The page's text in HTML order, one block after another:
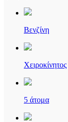
Βενζίνη
Χειροκίνητος
5 άτομα